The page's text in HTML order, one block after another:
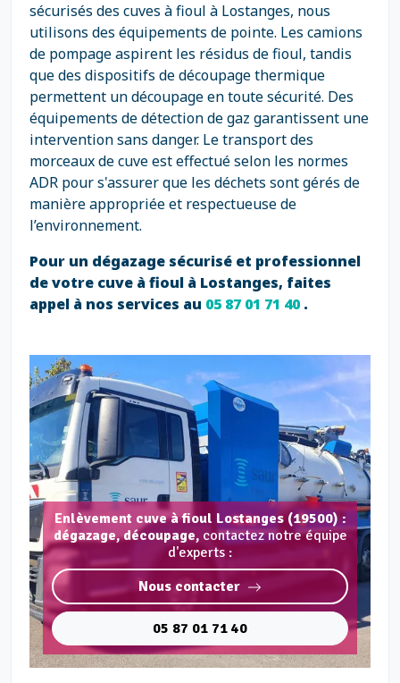
sécurisés des cuves à fioul à Lostanges, nous
utilisons des équipements de pointe. Les camions
de pompage aspirent les résidus de fioul, tandis
que des dispositifs de découpage thermique
permettent un découpage en toute sécurité. Des
équipements de détection de gaz garantissent une
intervention sans danger. Le transport des
morceaux de cuve est effectué selon les normes
ADR pour s'assurer que les déchets sont gérés de
manière appropriée et respectueuse de
l’environnement.
Pour un dégazage sécurisé et professionnel
de votre cuve à fioul à Lostanges, faites
appel à nos services au 05 87 01 71 40.
Enlèvement cuve à fioul Lostanges (19500) :
dégazage, découpage, contactez notre équipe
d'experts :
Nous contacter
05 87 01 71 40